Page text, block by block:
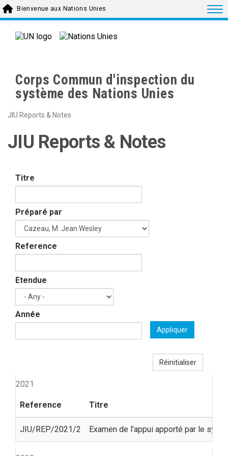
Skip to main content
Bienvenue aux Nations Unies
Corps Commun d'inspection du
système des Nations Unies
JIU Reports & Notes
JIU Reports & Notes
Titre
Préparé par
Reference
Etendue
Année
Appliquer
Réinitialiser
2021
Reference Titre
JIU/REP/2021/2 Examen de l’appui apporté par le